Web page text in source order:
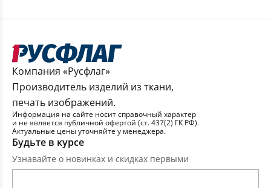
Компания «Русфлаг»
Производитель изделий из ткани,
печать изображений.
Информация на сайте носит справочный характер
и не является публичной офертой (ст. 437(2) ГК РФ).
Актуальные цены уточняйте у менеджера.
Будьте в курсе
Узнавайте о новинках и скидках первыми